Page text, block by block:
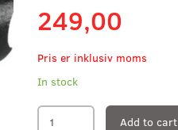
249,00
Pris er inklusiv moms
In stock
Add to cart